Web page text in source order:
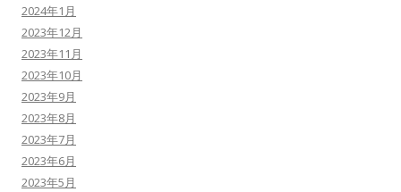
2024年1月
2023年12月
2023年11月
2023年10月
2023年9月
2023年8月
2023年7月
2023年6月
2023年5月